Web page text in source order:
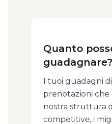
Quanto
guadagnare?
I tuoi guadagni
prenotazioni che
nostra struttura
competitive, i